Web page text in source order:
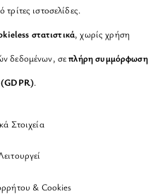
ιστοσελίδες.
στατιστικά, χωρίς χρήση
δεδομένων, σεπλήρη συμμόρφωση
.
Στοιχεία
& Cookies